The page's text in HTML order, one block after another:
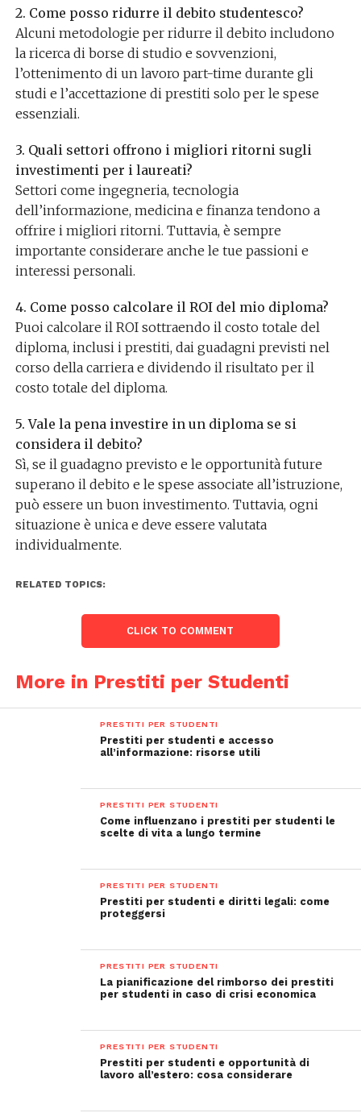
2. Come posso ridurre il debito studentesco?
Alcuni metodologie per ridurre il debito includono
la ricerca di borse di studio e sovvenzioni,
l’ottenimento di un lavoro part-time durante gli
studi e l’accettazione di prestiti solo per le spese
essenziali.
3. Quali settori offrono i migliori ritorni sugli
investimenti per i laureati?
Settori come ingegneria, tecnologia
dell’informazione, medicina e finanza tendono a
offrire i migliori ritorni. Tuttavia, è sempre
importante considerare anche le tue passioni e
interessi personali.
4. Come posso calcolare il ROI del mio diploma?
Puoi calcolare il ROI sottraendo il costo totale del
diploma, inclusi i prestiti, dai guadagni previsti nel
corso della carriera e dividendo il risultato per il
costo totale del diploma.
5. Vale la pena investire in un diploma se si
considera il debito?
Sì, se il guadagno previsto e le opportunità future
superano il debito e le spese associate all’istruzione,
può essere un buon investimento. Tuttavia, ogni
situazione è unica e deve essere valutata
individualmente.
RELATED TOPICS:
CLICK TO COMMENT
More in Prestiti per Studenti
PRESTITI PER STUDENTI
Prestiti per studenti e accesso
all’informazione: risorse utili
PRESTITI PER STUDENTI
Come influenzano i prestiti per studenti le
scelte di vita a lungo termine
PRESTITI PER STUDENTI
Prestiti per studenti e diritti legali: come
proteggersi
PRESTITI PER STUDENTI
La pianificazione del rimborso dei prestiti
per studenti in caso di crisi economica
PRESTITI PER STUDENTI
Prestiti per studenti e opportunità di
lavoro all’estero: cosa considerare